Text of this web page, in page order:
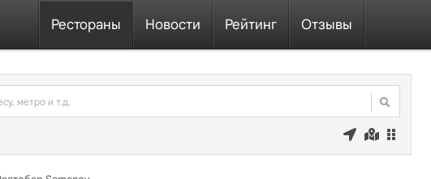
Рестораны Новости Рейтинг Отзывы